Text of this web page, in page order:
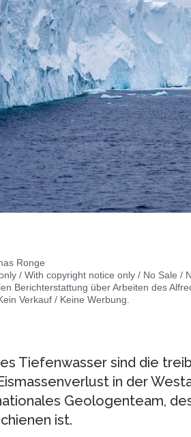
Ronge
/ With copyright notice only / No Sale /
Berichterstattung über Arbeiten des
Verkauf / Keine Werbung.
Tiefenwasser sind die
in der
Geologenteam,
ist.